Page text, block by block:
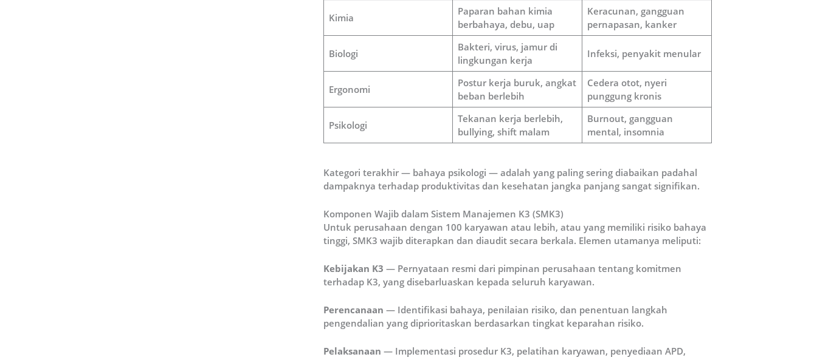
Kimia
Paparan bahan kimia
berbahaya, debu, uap
Keracunan, gangguan
pernapasan, kanker
Biologi
Bakteri, virus, jamur di
lingkungan kerja
Infeksi, penyakit menular
Ergonomi
Postur kerja buruk, angkat
beban berlebih
Cedera otot, nyeri
punggung kronis
Psikologi
Tekanan kerja berlebih,
bullying, shift malam
Burnout, gangguan
mental, insomnia
Kategori terakhir — bahaya psikologi — adalah yang paling sering diabaikan padahal
dampaknya terhadap produktivitas dan kesehatan jangka panjang sangat signifikan.
Komponen Wajib dalam Sistem Manajemen K3 (SMK3)
Untuk perusahaan dengan 100 karyawan atau lebih, atau yang memiliki risiko bahaya
tinggi, SMK3 wajib diterapkan dan diaudit secara berkala. Elemen utamanya meliputi:
Kebijakan K3 — Pernyataan resmi dari pimpinan perusahaan tentang komitmen
terhadap K3, yang disebarluaskan kepada seluruh karyawan.
Perencanaan — Identifikasi bahaya, penilaian risiko, dan penentuan langkah
pengendalian yang diprioritaskan berdasarkan tingkat keparahan risiko.
Pelaksanaan — Implementasi prosedur K3, pelatihan karyawan, penyediaan APD,